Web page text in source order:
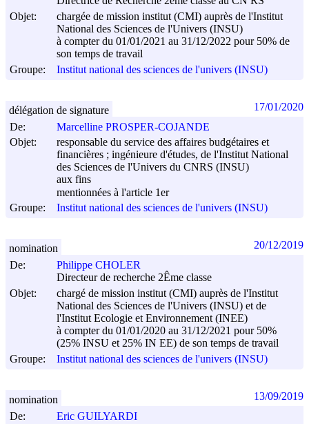
Objet:
chargée de mission institut (CMI) auprès de l'Institut
National des Sciences de l'Univers (INSU)
à compter du 01/01/2021 au 31/12/2022 pour 50% de
son temps de travail
Groupe:
Institut national des sciences de l'univers (INSU)
De:
Marcelline PROSPER-COJANDE
Objet:
responsable du service des affaires budgétaires et
financières ; ingénieure d'études, de l'Institut National
des Sciences de l'Univers du CNRS (INSU)
aux fins
mentionnées à l'article 1er
Groupe:
Institut national des sciences de l'univers (INSU)
délégation de signature 17/01/2020
De:
Philippe CHOLER
Directeur de recherche 2Ême classe
Objet:
chargé de mission institut (CMI) auprès de l'Institut
National des Sciences de l'Univers (INSU) et de
l'Institut Ecologie et Environnement (INEE)
à compter du 01/01/2020 au 31/12/2021 pour 50%
(25% INSU et 25% IN EE) de son temps de travail
Groupe:
Institut national des sciences de l'univers (INSU)
nomination 20/12/2019
De:
Eric GUILYARDI
nomination 13/09/2019